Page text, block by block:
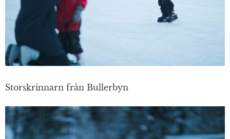
Storskrinnarn från Bullerbyn